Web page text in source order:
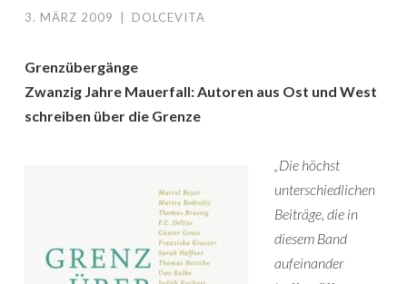
3. MÄRZ 2009 DOLCEVITA
Grenzübergänge
Zwanzig Jahre Mauerfall: Autoren aus Ost und West
schreiben über die Grenze
„Die höchst
unterschiedlichen
Beiträge, die in
diesem Band
aufeinander